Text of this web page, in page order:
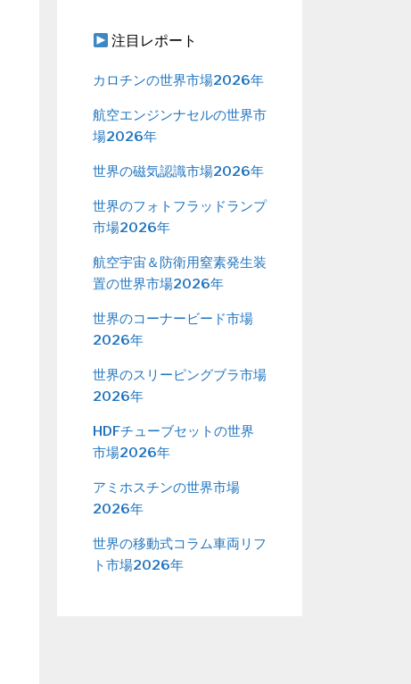
注目レポート
カロチンの世界市場2026年
航空エンジンナセルの世界市
場2026年
世界の磁気認識市場2026年
世界のフォトフラッドランプ
市場2026年
航空宇宙＆防衛用窒素発生装
置の世界市場2026年
世界のコーナービード市場
2026年
世界のスリーピングブラ市場
2026年
HDFチューブセットの世界
市場2026年
アミホスチンの世界市場
2026年
世界の移動式コラム車両リフ
ト市場2026年